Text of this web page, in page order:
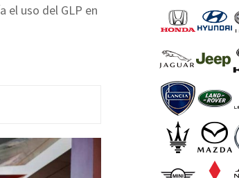
el uso del GLP en